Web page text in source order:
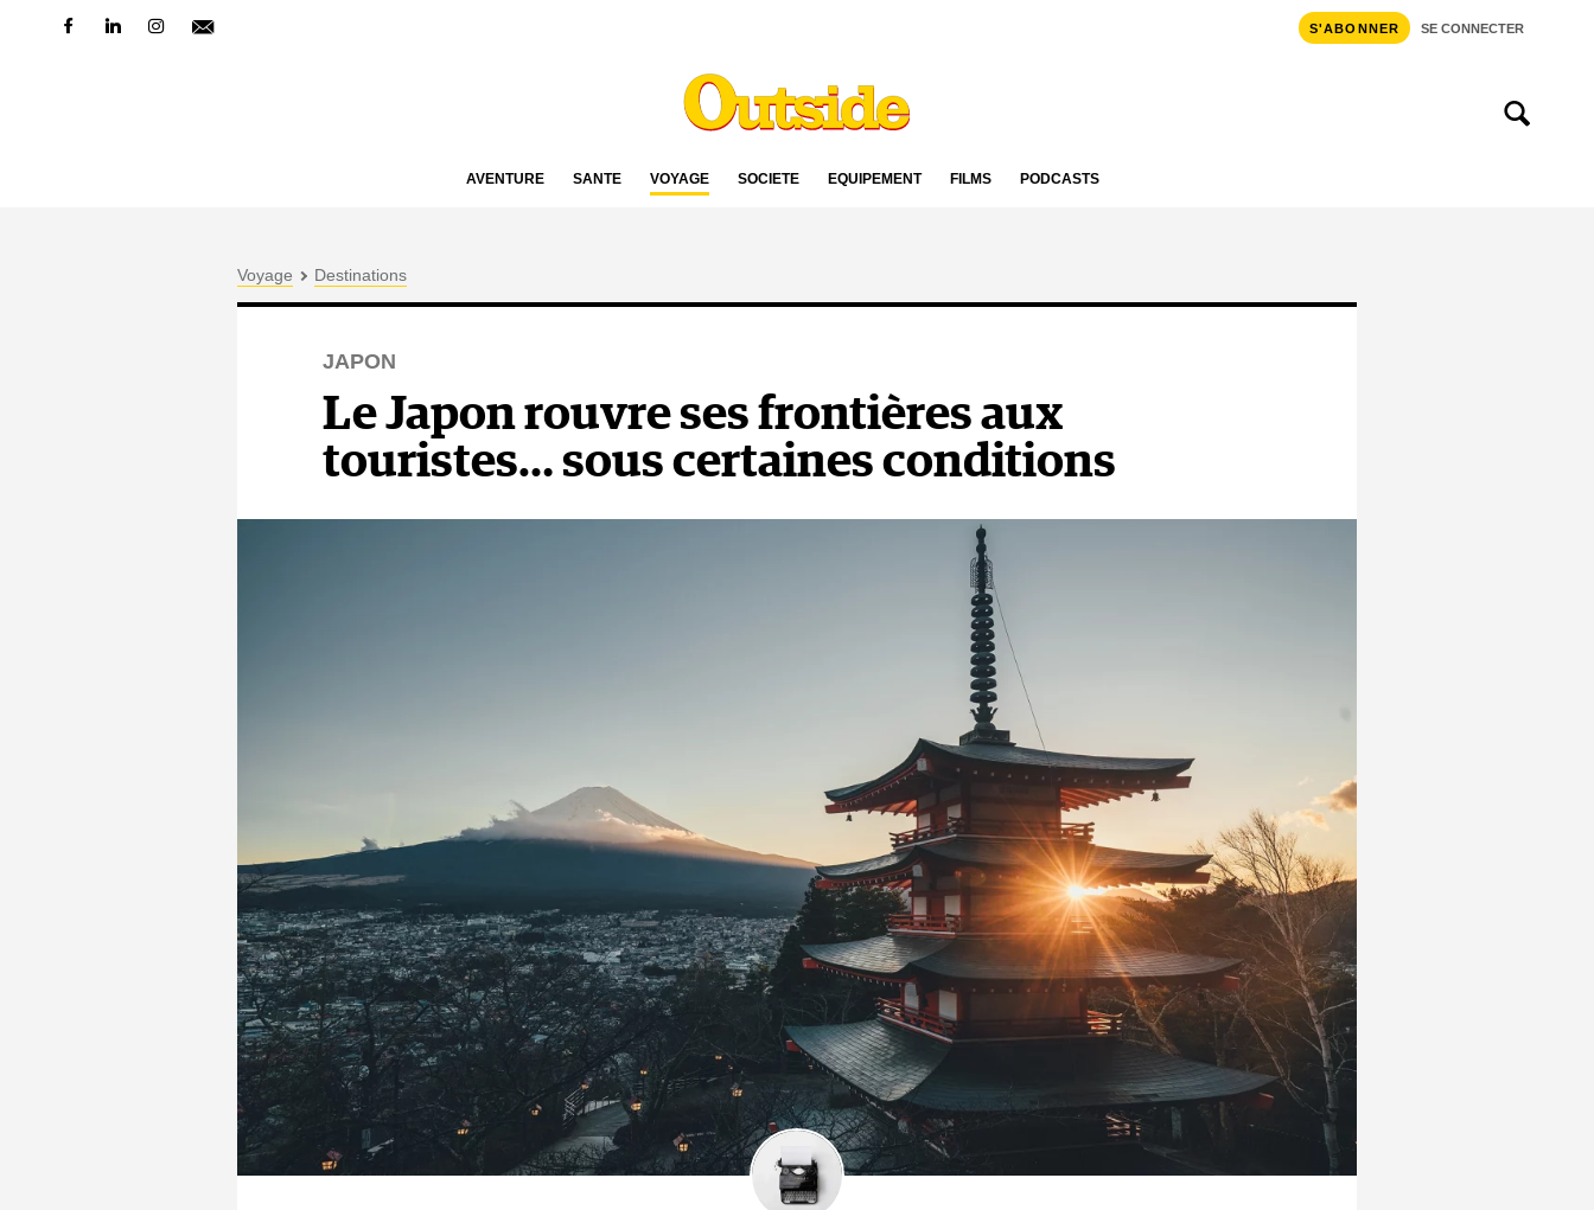
S'ABONNER SE CONNECTER
AVENTURE SANTÉ VOYAGE SOCIÉTÉ ÉQUIPEMENT FILMS PODCASTS
Voyage Destinations
JAPON
Le Japon rouvre ses frontières aux
touristes… sous certaines conditions